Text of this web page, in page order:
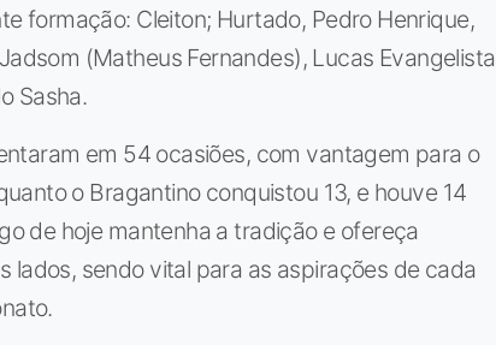
formação: Cleiton; Hurtado, Pedro Henrique,
(Matheus Fernandes), Lucas Evangelista
Sasha.
em 54 ocasiões, com vantagem para o
o Bragantino conquistou 13, e houve 14
de hoje mantenha a tradição e ofereça
lados, sendo vital para as aspirações de cada